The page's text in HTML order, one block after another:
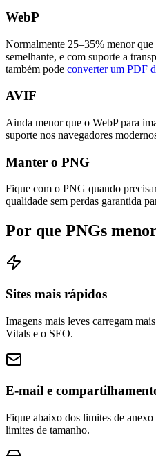
WebP
Normalmente 25–35% menor
semelhante, e com suporte a
também pode converter um PDF
AVIF
Ainda menor que o WebP para
suporte nos navegadores
Manter o PNG
Fique com o PNG quando
qualidade sem perdas garantida
Por que PNGs
Sites mais rápidos
Imagens mais leves carregam
Vitals e o SEO.
E-mail e
Fique abaixo dos limites de anexo
limites de tamanho.